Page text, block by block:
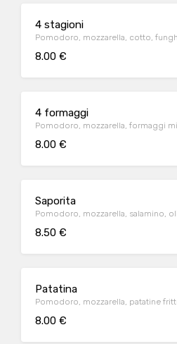
4 stagioni
Pomodoro, mozzarella, cotto,
8.00 €
4 formaggi
Pomodoro, mozzarella, formaggi
8.00 €
Saporita
Pomodoro, mozzarella, salamino,
8.50 €
Patatina
Pomodoro, mozzarella, patatine
8.00 €